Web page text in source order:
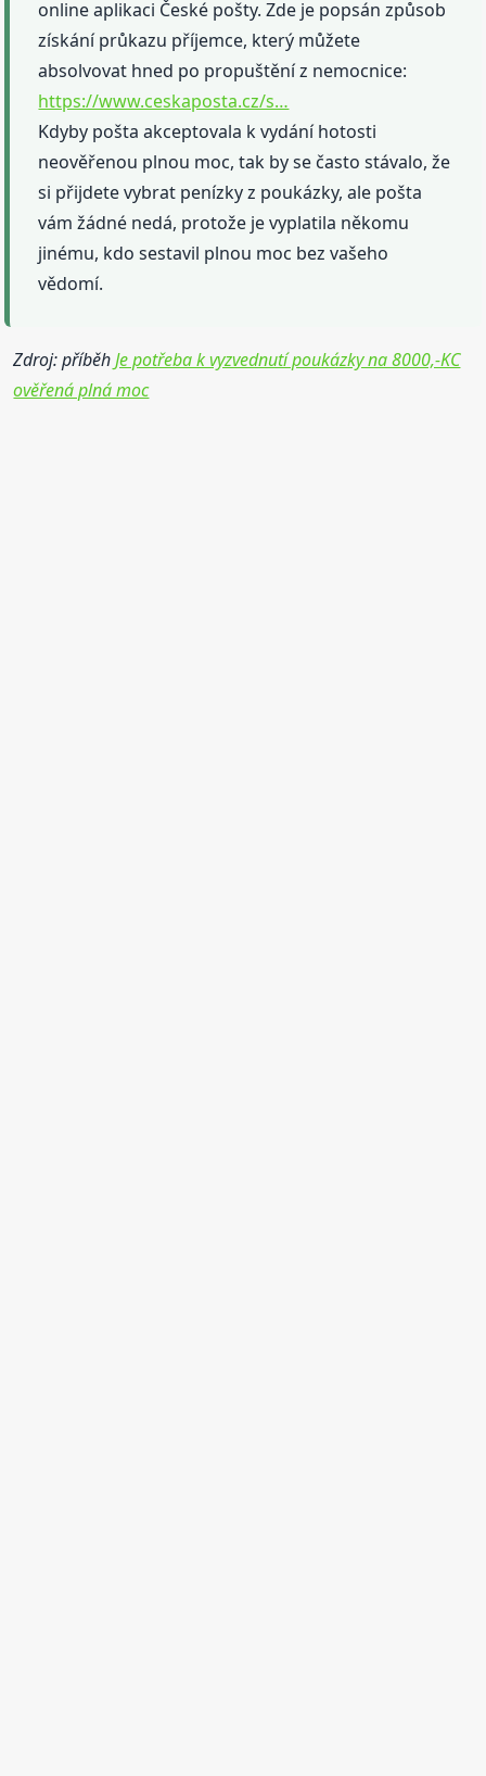
online aplikaci České pošty. Zde je popsán způsob
získání průkazu příjemce, který můžete
absolvovat hned po propuštění z nemocnice:
https://www.ceskaposta.cz/s…
Kdyby pošta akceptovala k vydání hotosti
neověřenou plnou moc, tak by se často stávalo, že
si přijdete vybrat penízky z poukázky, ale pošta
vám žádné nedá, protože je vyplatila někomu
jinému, kdo sestavil plnou moc bez vašeho
vědomí.
Zdroj: příběhJe potřeba k vyzvednutí poukázky na 8000,-KC
ověřená plná moc